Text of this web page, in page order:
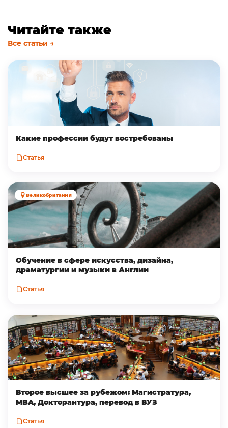
Читайте также
Все статьи →
Какие профессии будут востребованы
Статья
Великобритания
Обучение в сфере искусства, дизайна,
драматургии и музыки в Англии
Статья
Второе высшее за рубежом: Магистратура,
MBA, Докторантура, перевод в ВУЗ
Статья